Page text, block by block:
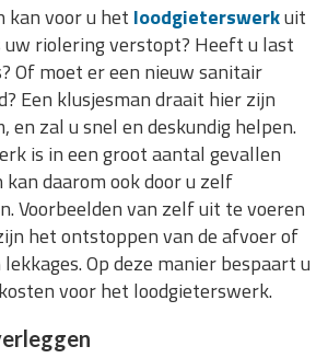
kan voor u het loodgieterswerkuit
uw riolering verstopt? Heeft u last
Of moet er een nieuw sanitair
Een klusjesman draait hier zijn
en zal u snel en deskundig helpen.
is in een groot aantal gevallen
daarom ook door u zelf
Voorbeelden van zelf uit te voeren
het ontstoppen van de afvoer of
Op deze manier bespaart u
voor het loodgieterswerk.